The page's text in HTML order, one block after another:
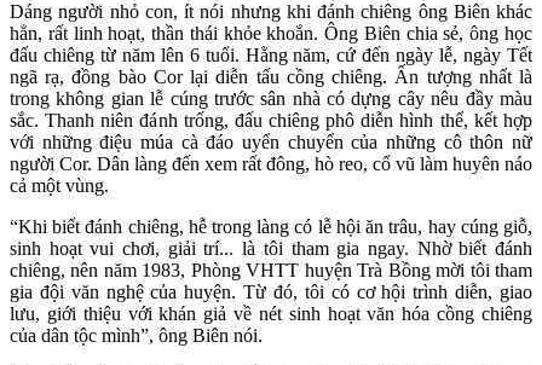
Dáng người nhỏ con, ít nói nhưng khi đánh chiêng ông Biên khác
hẳn, rất linh hoạt, thần thái khỏe khoắn. Ông Biên chia sẻ, ông học
đấu chiêng từ năm lên 6 tuổi. Hằng năm, cứ đến ngày lễ, ngày Tết
ngã rạ, đồng bào Cor lại diễn tấu cồng chiêng. Ấn tượng nhất là
trong không gian lễ cúng trước sân nhà có dựng cây nêu đầy màu
sắc. Thanh niên đánh trống, đấu chiêng phô diễn hình thể, kết hợp
với những điệu múa cà đáo uyển chuyển của những cô thôn nữ
người Cor. Dân làng đến xem rất đông, hò reo, cổ vũ làm huyên náo
cả một vùng.
“Khi biết đánh chiêng, hễ trong làng có lễ hội ăn trâu, hay cúng giỗ,
sinh hoạt vui chơi, giải trí... là tôi tham gia ngay. Nhờ biết đánh
chiêng, nên năm 1983, Phòng VHTT huyện Trà Bồng mời tôi tham
gia đội văn nghệ của huyện. Từ đó, tôi có cơ hội trình diễn, giao
lưu, giới thiệu với khán giả về nét sinh hoạt văn hóa cồng chiêng
của dân tộc mình”, ông Biên nói.